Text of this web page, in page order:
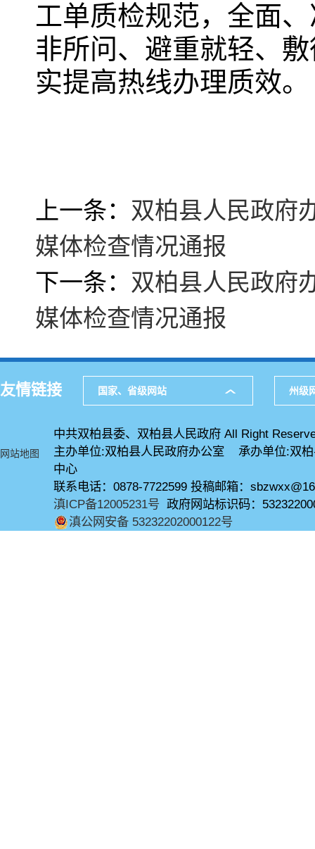
工单质检规范，全面
非所问、避重就轻、
实提高热线办理质效。
上一条： 双柏县人民政府
媒体检查情况通报
下一条： 双柏县人民政府
媒体检查情况通报
友情链接 国家、省级网站 州级
网站地图
中共双柏县委、双柏县人民政府 All Right
主办单位:双柏县人民政府办公室 承办单位:双
中心
联系电话：0878-7722599 投稿邮箱：
滇ICP备12005231号 政府网站标识码：
滇公网安备 53232202000122号